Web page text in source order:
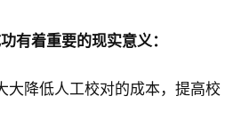
有着重要的现实意义：
大降低人工校对的成本，提高校